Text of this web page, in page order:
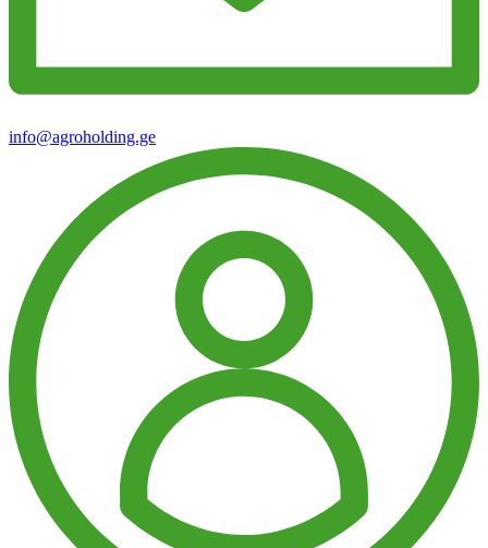
info@agroholding.ge